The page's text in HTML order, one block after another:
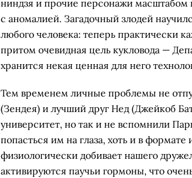
ниндзя и прочие персонажи масштабом
с аномалией. Загадочный злодей
любого человека: теперь практически
притом очевидная цель кукловода —
хранится некая ценная для него
Тем временем личные проблемы не
(Зендея) и лучший друг Нед (Джейкоб
университет, но так и не вспомнили
попасться им на глаза, хоть и в
физиологически добивает нашего
активируются паучьи гормоны, что